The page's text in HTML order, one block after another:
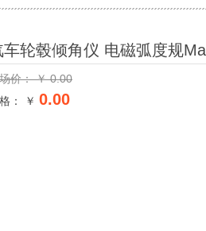
车轮毂倾角仪 电磁弧度规
价：￥0.00
： ￥ 0.00